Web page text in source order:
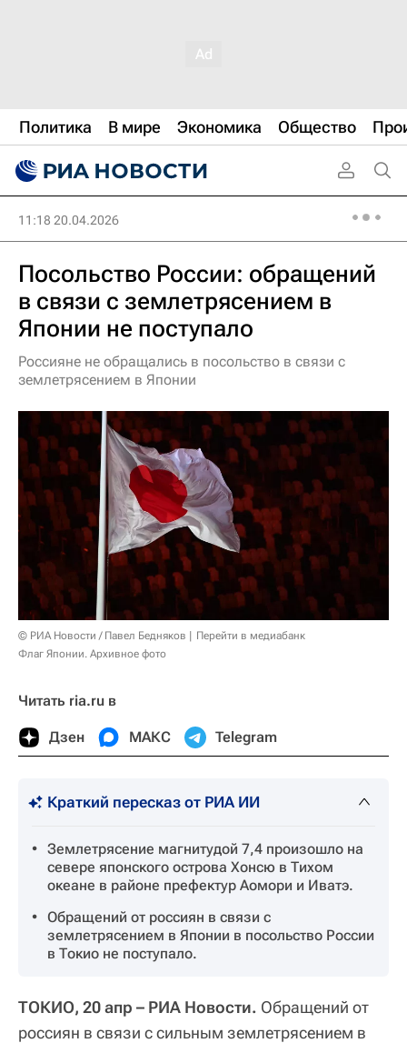
Политика В мире Экономика Общество
11:18 20.04.2026
Посольство России: обращений
в связи с землетрясением в
Японии не поступало
Россияне не обращались в посольство в связи с
землетрясением в Японии
© РИА Новости / Павел Бедняков
Перейти в медиабанк
Флаг Японии. Архивное фото
Читать ria.ru в
Дзен МАКС Telegram
Краткий пересказ от РИА ИИ
Землетрясение магнитудой 7,4 произошло на
севере японского острова Хонсю в Тихом
океане в районе префектур Аомори и Иватэ.
Обращений от россиян в связи с
землетрясением в Японии в посольство России
в Токио не поступало.
ТОКИО, 20 апр – РИА Новости. Обращений от
россиян в связи с сильным землетрясением в